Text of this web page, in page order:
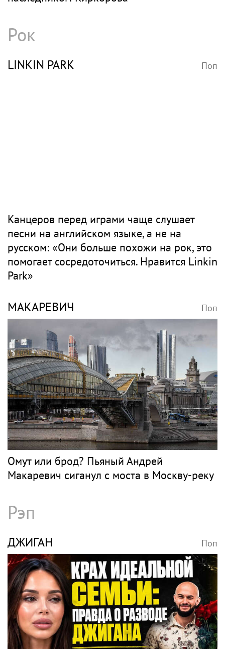
Подольская уходила от Владимира
Повзрослел и перерос маму: как сейчас
выглядит 15-летний сын Анастасии
наследником Киркорова
Рок
LINKIN PARK Поп
песни на английском языке, а не на
русском: «Они больше похожи на рок, это
помогает сосредоточиться. Нравится Linkin
Park»
МАКАРЕВИЧ Поп